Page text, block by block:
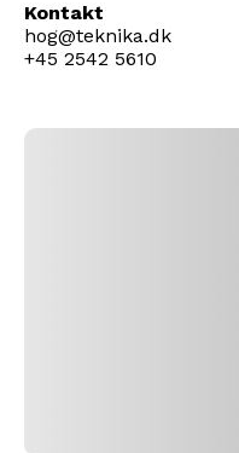
Kontakt
hog@teknika.dk
+45 2542 5610